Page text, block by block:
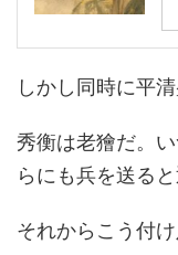
しかし同時に平
秀衡は老獪だ。
らにも兵を送ると
それからこう付け